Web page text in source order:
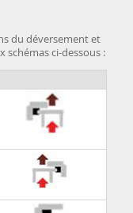
du déversement et
schémas ci-dessous :